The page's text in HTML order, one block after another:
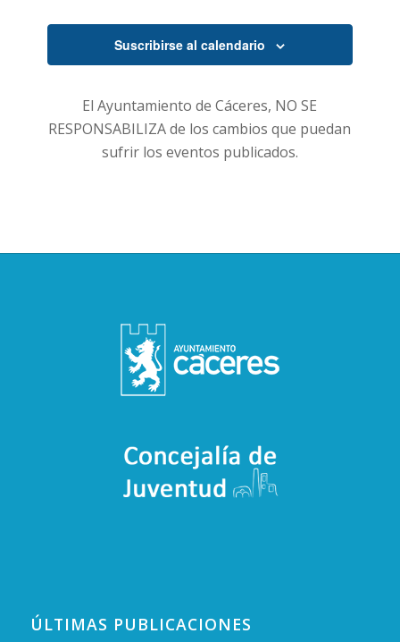
Suscribirse al calendario
El Ayuntamiento de Cáceres, NO SE
RESPONSABILIZA de los cambios que puedan
sufrir los eventos publicados.
ÚLTIMAS PUBLICACIONES